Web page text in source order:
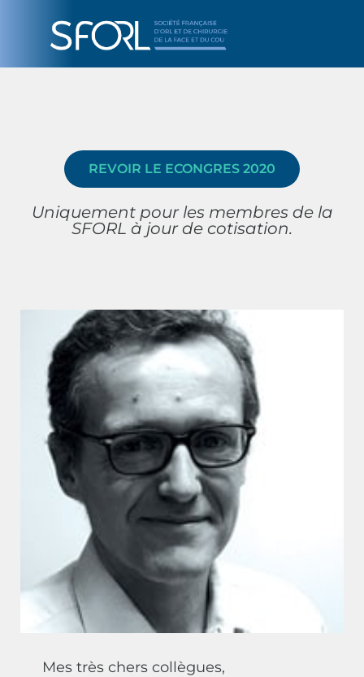
REVOIR LE ECONGRES 2020
Uniquement pour les membres de la
SFORL à jour de cotisation.
Mes très chers collègues,